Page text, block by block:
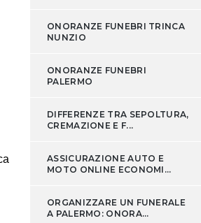
ONORANZE FUNEBRI TRINCA
NUNZIO
ONORANZE FUNEBRI
PALERMO
DIFFERENZE TRA SEPOLTURA,
CREMAZIONE E F...
ASSICURAZIONE AUTO E
MOTO ONLINE ECONOMI...
ORGANIZZARE UN FUNERALE
A PALERMO: ONORA...